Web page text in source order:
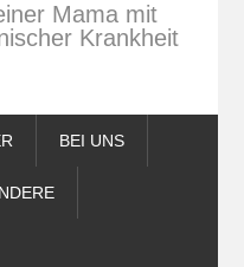
Mama mit
Krankheit
BEI UNS